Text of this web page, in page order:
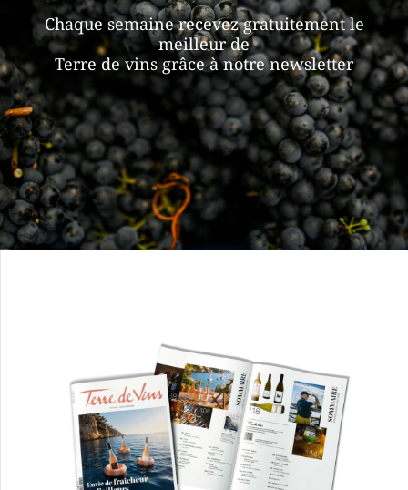
Chaque semaine recevez gratuitement le
meilleur de
Terre de vins grâce à notre newsletter